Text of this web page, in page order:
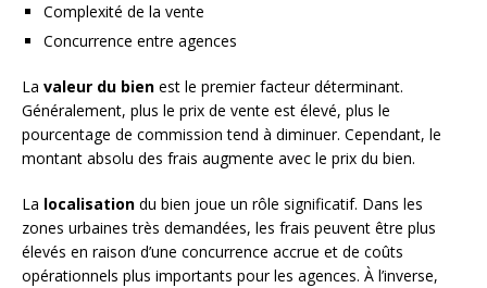
Complexité de la vente
Concurrence entre agences
La valeur du bien est le premier facteur déterminant.
Généralement, plus le prix de vente est élevé, plus le
pourcentage de commission tend à diminuer. Cependant, le
montant absolu des frais augmente avec le prix du bien.
La localisation du bien joue un rôle significatif. Dans les
zones urbaines très demandées, les frais peuvent être plus
élevés en raison d’une concurrence accrue et de coûts
opérationnels plus importants pour les agences. À l’inverse,